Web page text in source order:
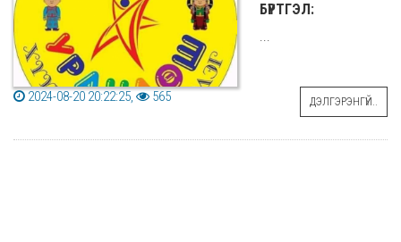
БҮРТГЭЛ:
...
2024-08-20 20:22:25, 565 ДЭЛГЭРЭНГҮЙ..